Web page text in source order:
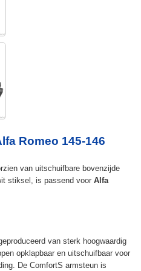
Romeo 145-146
van uitschuifbare bovenzijde
stiksel, is passend voor Alfa
van sterk hoogwaardig
opklapbaar en uitschuifbaar voor
De ComfortS armsteun is